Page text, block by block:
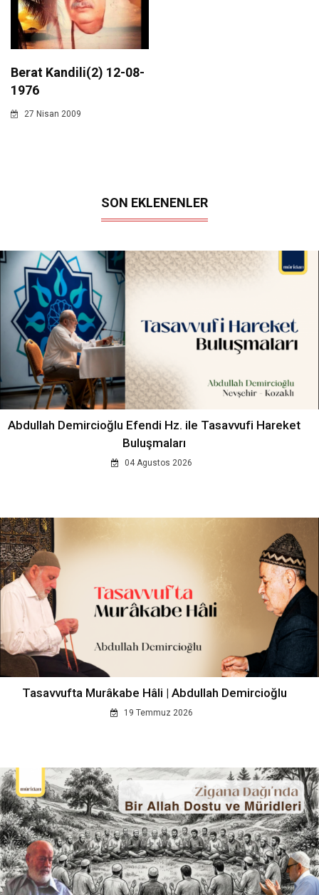
Berat Kandili(2) 12-08-
1976
27 Nisan 2009
SON EKLENENLER
Abdullah Demircioğlu Efendi Hz. ile Tasavvufi Hareket
Buluşmaları
04 Agustos 2026
Tasavvufta Murâkabe Hâli | Abdullah Demircioğlu
19 Temmuz 2026